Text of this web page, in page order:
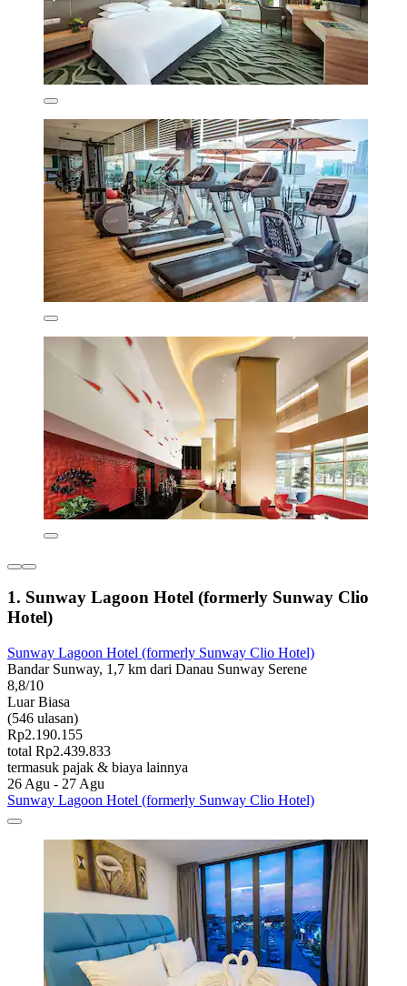
1. Sunway Lagoon Hotel (formerly Sunway Clio
Hotel)
Sunway Lagoon Hotel (formerly Sunway Clio Hotel)
Bandar Sunway, 1,7 km dari Danau Sunway Serene
8,8/10
Luar Biasa
(546 ulasan)
Rp2.190.155
total Rp2.439.833
termasuk pajak & biaya lainnya
26 Agu - 27 Agu
Sunway Lagoon Hotel (formerly Sunway Clio Hotel)